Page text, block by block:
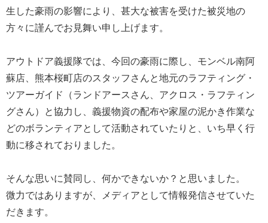
生した豪雨の影響により、甚大な被害を受けた被災地の
方々に謹んでお見舞い申し上げます。
アウトドア義援隊では、今回の豪雨に際し、モンベル南阿
蘇店、熊本桜町店のスタッフさんと地元のラフティング・
ツアーガイド（ランドアースさん、アクロス・ラフティン
グさん）と協力し、義援物資の配布や家屋の泥かき作業な
どのボランティアとして活動されていたりと、いち早く行
動に移されておりました。
そんな思いに賛同し、何かできないか？と思いました。
微力ではありますが、メディアとして情報発信させていた
だきます。